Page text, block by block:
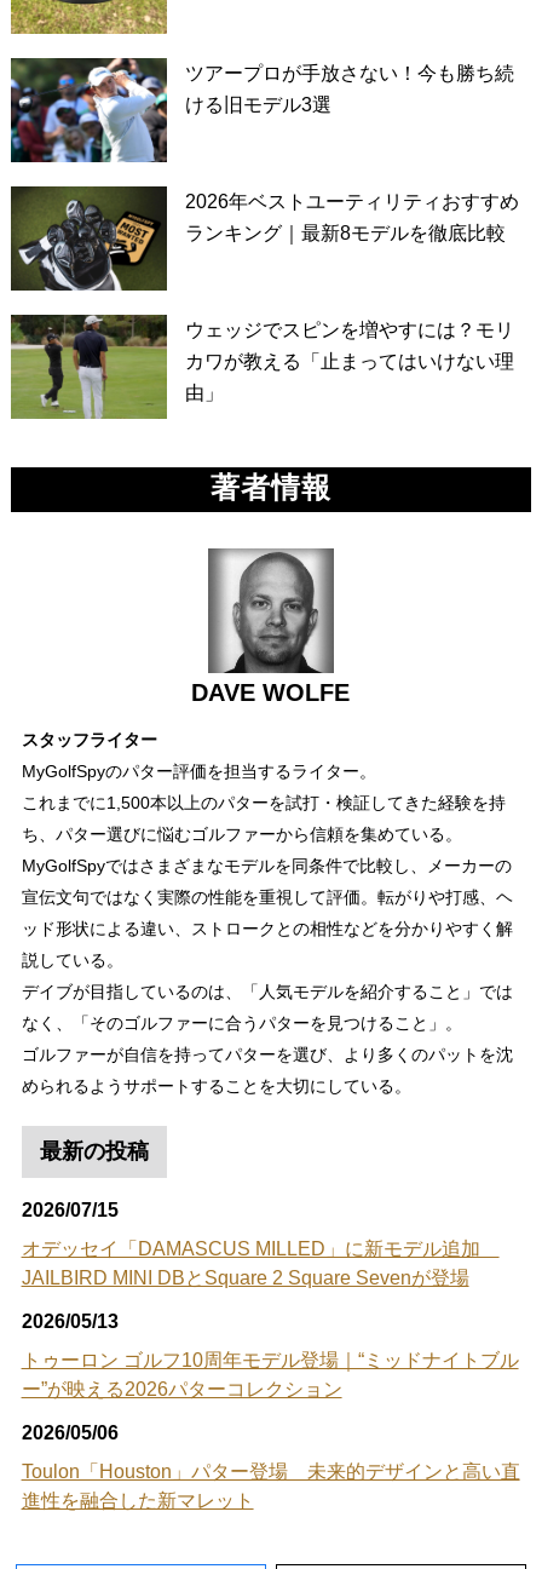
ツアープロが手放さない！今も勝ち続
ける旧モデル3選
2026年ベストユーティリティおすすめ
ランキング｜最新8モデルを徹底比較
ウェッジでスピンを増やすには？モリ
カワが教える「止まってはいけない理
由」
著者情報
DAVE WOLFE
スタッフライター
MyGolfSpyのパター評価を担当するライター。
これまでに1,500本以上のパターを試打・検証してきた経験を持
ち、パター選びに悩むゴルファーから信頼を集めている。
MyGolfSpyではさまざまなモデルを同条件で比較し、メーカーの
宣伝文句ではなく実際の性能を重視して評価。転がりや打感、ヘ
ッド形状による違い、ストロークとの相性などを分かりやすく解
説している。
デイブが目指しているのは、「人気モデルを紹介すること」では
なく、「そのゴルファーに合うパターを見つけること」。
ゴルファーが自信を持ってパターを選び、より多くのパットを沈
められるようサポートすることを大切にしている。
最新の投稿
2026/07/15
オデッセイ「DAMASCUS MILLED」に新モデル追加
JAILBIRD MINI DBとSquare 2 Square Sevenが登場
2026/05/13
トゥーロン ゴルフ10周年モデル登場｜“ミッドナイトブル
ー”が映える2026パターコレクション
2026/05/06
Toulon「Houston」パター登場 未来的デザインと高い直
進性を融合した新マレット